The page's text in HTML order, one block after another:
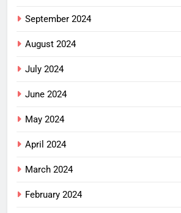
September 2024
August 2024
July 2024
June 2024
May 2024
April 2024
March 2024
February 2024